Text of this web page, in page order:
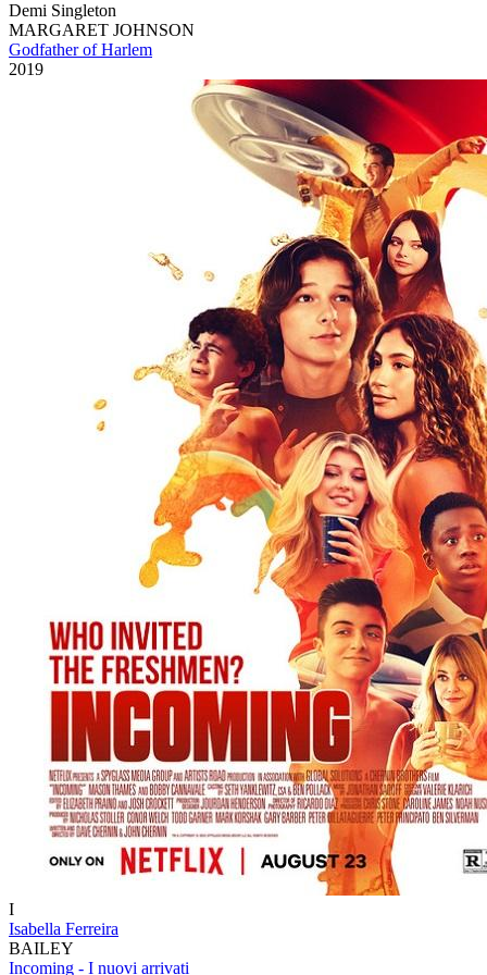
Demi Singleton
MARGARET JOHNSON
Godfather of Harlem
2019
I
Isabella Ferreira
BAILEY
Incoming - I nuovi arrivati